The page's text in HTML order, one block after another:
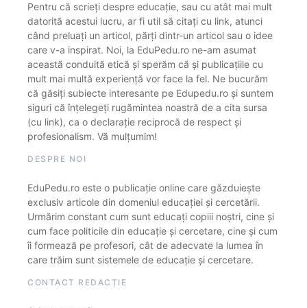
Pentru că scrieți despre educație, sau cu atât mai mult
datorită acestui lucru, ar fi util să citați cu link, atunci
când preluați un articol, părți dintr-un articol sau o idee
care v-a inspirat. Noi, la EduPedu.ro ne-am asumat
această conduită etică și sperăm că și publicațiile cu
mult mai multă experiență vor face la fel. Ne bucurăm
că găsiți subiecte interesante pe Edupedu.ro și suntem
siguri că înțelegeți rugămintea noastră de a cita sursa
(cu link), ca o declarație reciprocă de respect și
profesionalism. Vă mulțumim!
DESPRE NOI
EduPedu.ro este o publicație online care găzduiește
exclusiv articole din domeniul educației și cercetării.
Urmărim constant cum sunt educați copiii noștri, cine și
cum face politicile din educație și cercetare, cine și cum
îi formează pe profesori, cât de adecvate la lumea în
care trăim sunt sistemele de educație și cercetare.
CONTACT REDACȚIE